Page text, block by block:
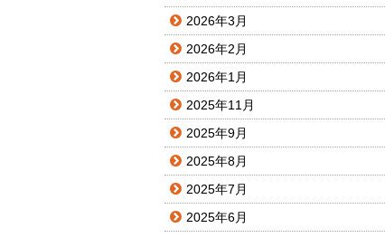
2026年3月
2026年2月
2026年1月
2025年11月
2025年9月
2025年8月
2025年7月
2025年6月